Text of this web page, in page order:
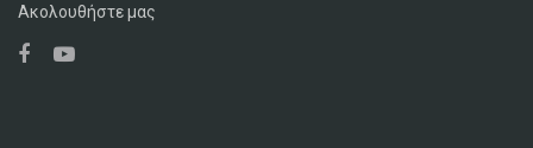
Ακολουθήστε μας